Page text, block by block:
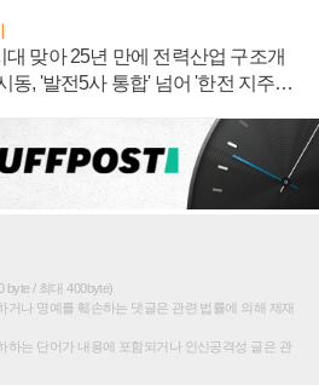
대 맞아 25년 만에 전력산업 구조개
동, '발전5사 통합' 넘어 '한전 지주사'
byte / 최대 400byte)
거나 명예를 훼손하는 댓글은 관련 법률에 의해 제재
하는 단어가 내용에 포함되거나 인신공격성 글은 관